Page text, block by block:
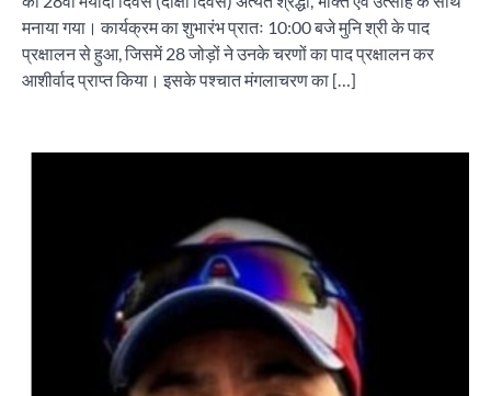
मनाया गया। कार्यक्रम का शुभारंभ प्रातः 10:00 बजे मुनि श्री के पाद
प्रक्षालन से हुआ, जिसमें 28 जोड़ों ने उनके चरणों का पाद प्रक्षालन कर
आशीर्वाद प्राप्त किया। इसके पश्चात मंगलाचरण का […]